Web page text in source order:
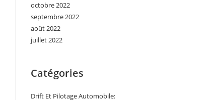
octobre 2022
septembre 2022
août 2022
juillet 2022
Catégories
Drift Et Pilotage Automobile: